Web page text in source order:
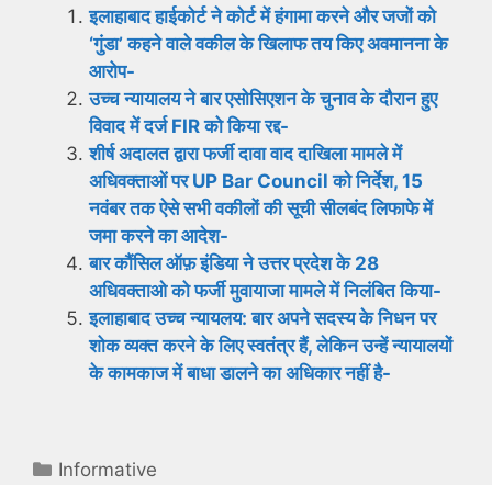
इलाहाबाद हाईकोर्ट ने कोर्ट में हंगामा करने और जजों को
‘गुंडा’ कहने वाले वकील के खिलाफ तय किए अवमानना के
आरोप-
उच्च न्यायालय ने बार एसोसिएशन के चुनाव के दौरान हुए
विवाद में दर्ज FIR को किया रद्द-
शीर्ष अदालत द्वारा फर्जी दावा वाद दाखिला मामले में
अधिवक्ताओं पर UP Bar Council को निर्देश, 15
नवंबर तक ऐसे सभी वकीलों की सूची सीलबंद लिफाफे में
जमा करने का आदेश-
बार कौंसिल ऑफ़ इंडिया ने उत्तर प्रदेश के 28
अधिवक्ताओ को फर्जी मुवायाजा मामले में निलंबित किया-
इलाहाबाद उच्च न्यायलय: बार अपने सदस्य के निधन पर
शोक व्यक्त करने के लिए स्वतंत्र हैं, लेकिन उन्हें न्यायालयों
के कामकाज में बाधा डालने का अधिकार नहीं है-
Categories
Informative